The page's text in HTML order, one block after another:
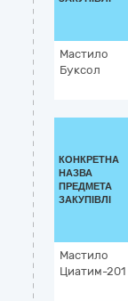
Мастило
Буксол
КОНКРЕТНА
НАЗВА
ПРЕДМЕТА
ЗАКУПІВЛІ
Мастило
Циатим-201